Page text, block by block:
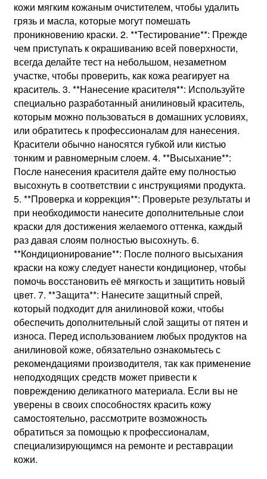
кожи мягким кожаным очистителем, чтобы удалить
грязь и масла, которые могут помешать
проникновению краски. 2. **Тестирование**: Прежде
чем приступать к окрашиванию всей поверхности,
всегда делайте тест на небольшом, незаметном
участке, чтобы проверить, как кожа реагирует на
краситель. 3. **Нанесение красителя**: Используйте
специально разработанный анилиновый краситель,
которым можно пользоваться в домашних условиях,
или обратитесь к профессионалам для нанесения.
Красители обычно наносятся губкой или кистью
тонким и равномерным слоем. 4. **Высыхание**:
После нанесения красителя дайте ему полностью
высохнуть в соответствии с инструкциями продукта.
5. **Проверка и коррекция**: Проверьте результаты и
при необходимости нанесите дополнительные слои
краски для достижения желаемого оттенка, каждый
раз давая слоям полностью высохнуть. 6.
**Кондиционирование**: После полного высыхания
краски на кожу следует нанести кондиционер, чтобы
помочь восстановить её мягкость и защитить новый
цвет. 7. **Защита**: Нанесите защитный спрей,
который подходит для анилиновой кожи, чтобы
обеспечить дополнительный слой защиты от пятен и
износа. Перед использованием любых продуктов на
анилиновой коже, обязательно ознакомьтесь с
рекомендациями производителя, так как применение
неподходящих средств может привести к
повреждению деликатного материала. Если вы не
уверены в своих способностях красить кожу
самостоятельно, рассмотрите возможность
обратиться за помощью к профессионалам,
специализирующимся на ремонте и реставрации
кожи.